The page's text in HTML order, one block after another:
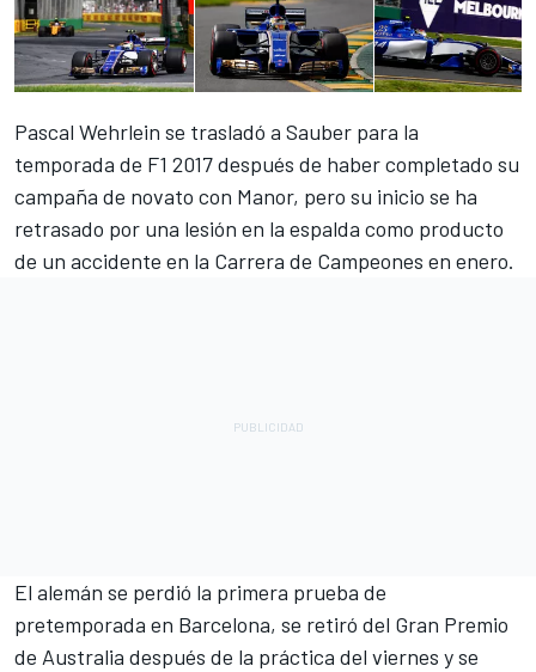
Pascal Wehrlein se trasladó a Sauber para la
temporada de F1 2017 después de haber completado su
campaña de novato con Manor, pero su inicio se ha
retrasado por una lesión en la espalda como producto
de un accidente en la Carrera de Campeones en enero.
El alemán se perdió la primera prueba de
pretemporada en Barcelona, se retiró del Gran Premio
de Australia después de la práctica del viernes y se